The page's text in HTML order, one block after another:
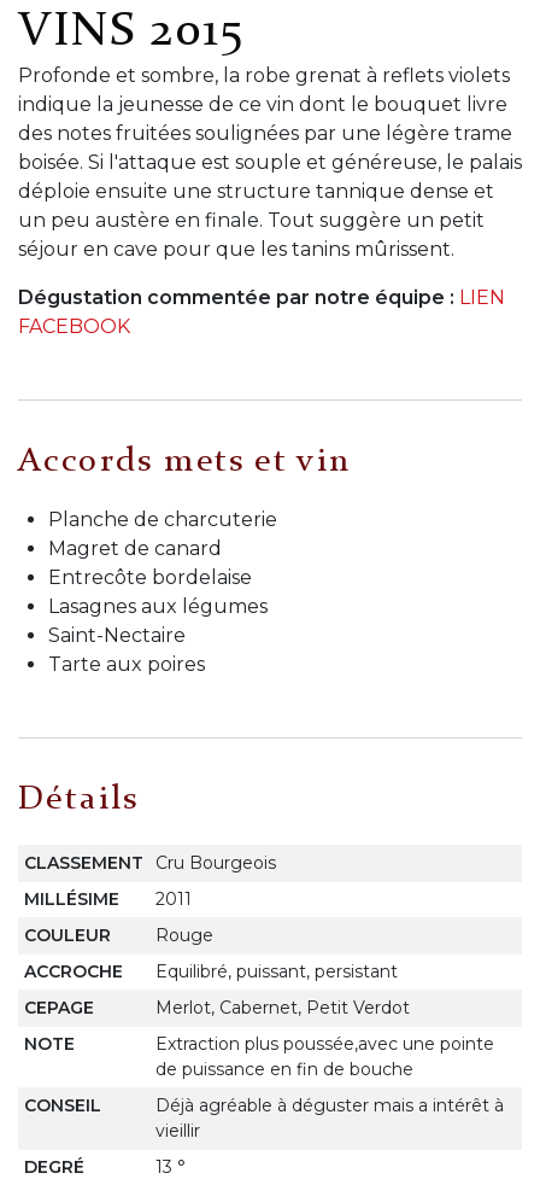
VINS 2015
Profonde et sombre, la robe grenat à reflets violets
indique la jeunesse de ce vin dont le bouquet livre
des notes fruitées soulignées par une légère trame
boisée. Si l'attaque est souple et généreuse, le palais
déploie ensuite une structure tannique dense et
un peu austère en finale. Tout suggère un petit
séjour en cave pour que les tanins mûrissent.
Dégustation commentée par notre équipe : LIEN
FACEBOOK
Accords mets et vin
Planche de charcuterie
Magret de canard
Entrecôte bordelaise
Lasagnes aux légumes
Saint-Nectaire
Tarte aux poires
Détails
CLASSEMENT
Cru Bourgeois
MILLÉSIME
2011
COULEUR
Rouge
ACCROCHE
Equilibré, puissant, persistant
CEPAGE
Merlot, Cabernet, Petit Verdot
NOTE
Extraction plus poussée,avec une pointe
de puissance en fin de bouche
CONSEIL
Déjà agréable à déguster mais a intérêt à
vieillir
DEGRÉ
13 °